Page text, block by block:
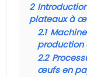
2
plateaux à
2.1
2.2
œufs en